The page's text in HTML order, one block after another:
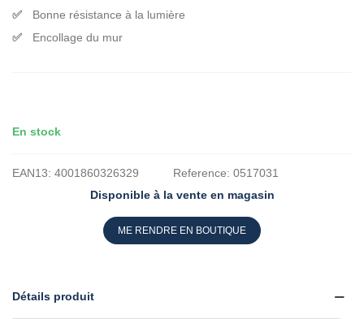
Bonne résistance à la lumière
Encollage du mur
En stock
EAN13: 4001860326329 Reference: 0517031
Disponible à la vente en magasin
ME RENDRE EN BOUTIQUE
Détails produit